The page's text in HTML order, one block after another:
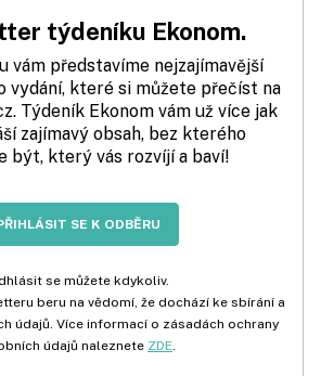
týdeníku Ekonom.
vám představíme nejzajímavější
vydání, které si můžete přečíst na
Týdeník Ekonom vám už více jak
zajímavý obsah, bez kterého
být, který vás rozvíjí a baví!
SE K ODBĚRU
se můžete kdykoliv.
beru na vědomí, že dochází ke sbírání a
údajů. Více informací o zásadách ochrany
údajů naleznete ZDE.